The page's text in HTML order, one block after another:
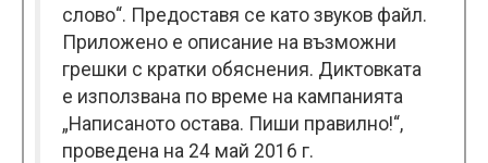
слово“. Предоставя се като звуков файл.
Прилoжено e описание на възможни
грешки с кратки обяснения. Диктовката
е използвана по време на кампанията
„Написаното остава. Пиши правилно!“,
проведена на 24 май 2016 г.